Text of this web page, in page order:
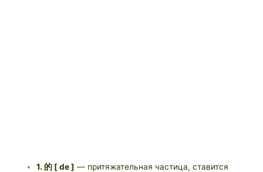
1. 的 [ de ] — притяжательная частица, ставится